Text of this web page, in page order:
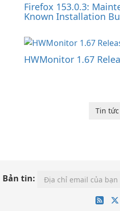
Firefox 153.0.3:
Known Installation
HWMonitor 1.67
Tin
Bản tin: